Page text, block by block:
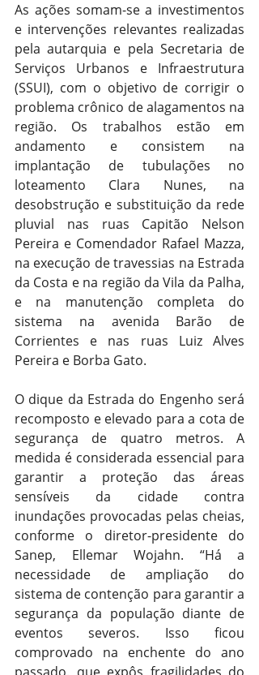
As ações somam-se a investimentos
e intervenções relevantes realizadas
pela autarquia e pela Secretaria de
Serviços Urbanos e Infraestrutura
(SSUI), com o objetivo de corrigir o
problema crônico de alagamentos na
região. Os trabalhos estão em
andamento e consistem na
implantação de tubulações no
loteamento Clara Nunes, na
desobstrução e substituição da rede
pluvial nas ruas Capitão Nelson
Pereira e Comendador Rafael Mazza,
na execução de travessias na Estrada
da Costa e na região da Vila da Palha,
e na manutenção completa do
sistema na avenida Barão de
Corrientes e nas ruas Luiz Alves
Pereira e Borba Gato.
O dique da Estrada do Engenho será
recomposto e elevado para a cota de
segurança de quatro metros. A
medida é considerada essencial para
garantir a proteção das áreas
sensíveis da cidade contra
inundações provocadas pelas cheias,
conforme o diretor-presidente do
Sanep, Ellemar Wojahn. “Há a
necessidade de ampliação do
sistema de contenção para garantir a
segurança da população diante de
eventos severos. Isso ficou
comprovado na enchente do ano